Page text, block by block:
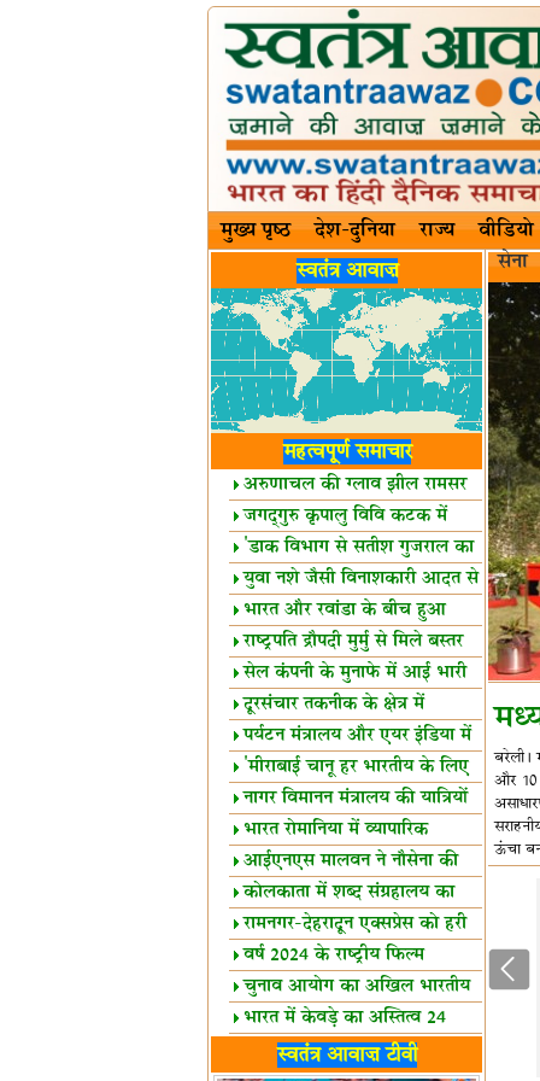
मुख्य पृष्ठ देश-दुनिया राज्य वीडियो
स्वतंत्र आवाज़
महत्वपूर्ण समाचार
अरुणाचल की ग्लाव झील रामसर
स्थल घोषित
जगद्गुरु कृपालु विवि कटक में
शैक्षिक सत्र शुरू
'डाक विभाग से सतीश गुजराल का
रिश्ता गहरा'
युवा नशे जैसी विनाशकारी आदत से
दूर रहें-मोदी
भारत और रवांडा के बीच हुआ
व्यापार विस्तार
राष्ट्रपति द्रौपदी मुर्मु से मिले बस्तर
के प्रतिनिधि
सेल कंपनी के मुनाफे में आई भारी
उछाल!
दूरसंचार तकनीक के क्षेत्र में
उत्कृष्टता पुरस्कार
पर्यटन मंत्रालय और एयर इंडिया में
समझौता
'मीराबाई चानू हर भारतीय के लिए
प्रेरणा'
नागर विमानन मंत्रालय की यात्रियों
को सलाह
भारत रोमानिया में व्यापारिक
साझेदारियां
आईएनएस मालवन ने नौसेना की
ताकत बढ़ाई
कोलकाता में शब्द संग्रहालय का
उद्घाटन
रामनगर-देहरादून एक्सप्रेस को हरी
झंडीवर्ष 2024 के राष्ट्रीय फिल्म
पुरस्कारों की घोषणा
चुनाव आयोग का अखिल भारतीय
मीडिया सम्मेलन
भारत में केवड़े का अस्तित्‍व 24
लाख वर्ष!
लखनऊ में 'एक राष्ट्र एक चुनाव'
स्वतंत्र आवाज़ टीवी
सेना
बरेली।
और 10
ऊंचा